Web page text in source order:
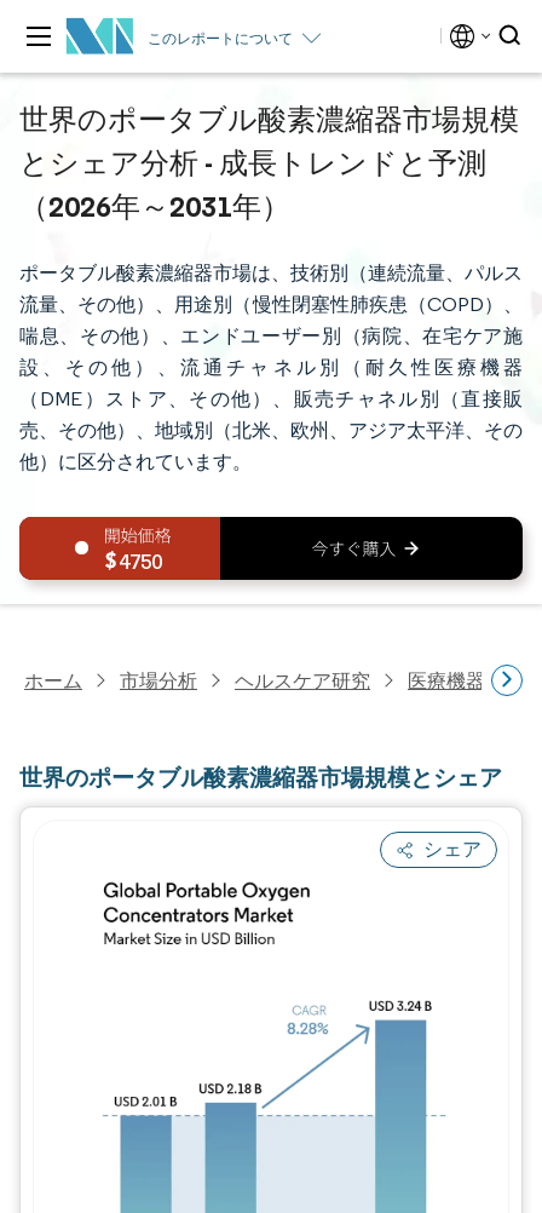
このレポートについて
世界のポータブル酸素濃縮器市場規模
とシェア分析 - 成長トレンドと予測
（2026年～2031年）
ポータブル酸素濃縮器市場は、技術別（連続流量、パルス
流量、その他）、用途別（慢性閉塞性肺疾患（COPD）、
喘息、その他）、エンドユーザー別（病院、在宅ケア施
設、その他）、流通チャネル別（耐久性医療機器
（DME）ストア、その他）、販売チャネル別（直接販
売、その他）、地域別（北米、欧州、アジア太平洋、その
他）に区分されています。
4750
ホーム 市場分析 ヘルスケア研究 医療機器研究
世界のポータブル酸素濃縮器市場規模とシェア
シェア
画像 © Mordor Intelligence。再利用には